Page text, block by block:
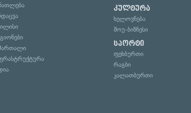
კულტურა
ხელოვნება
შოუ-ბიზნესი
სპორტი
ფეხბურთი
რაგბი
კალათბურთი